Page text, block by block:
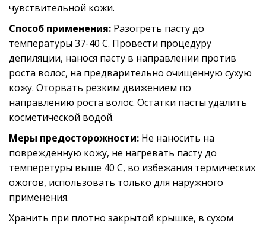
чувствительной кожи.
Способ применения: Разогреть пасту до
температуры 37-40 С. Провести процедуру
депиляции, нанося пасту в направлении против
роста волос, на предварительно очищенную сухую
кожу. Оторвать резким движением по
направлению роста волос. Остатки пасты удалить
косметической водой.
Меры предосторожности: Не наносить на
поврежденную кожу, не нагревать пасту до
темперетуры выше 40 С, во избежания термических
ожогов, использовать только для наружного
применения.
Хранить при плотно закрытой крышке, в сухом